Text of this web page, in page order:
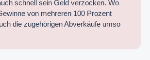
schnell sein Geld verzocken. Wo
von mehreren 100 Prozent
die zugehörigen Abverkäufe umso